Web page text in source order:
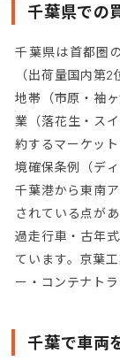
千葉県での
千葉県は首都圏
（出荷量国内第
地帯（市原・袖
業（落花生・ス
約するマーケッ
境確保条例（デ
千葉港から東南
されている点が
過走行車・古年
ています。京葉
ー・コンテナトラ
千葉で車両